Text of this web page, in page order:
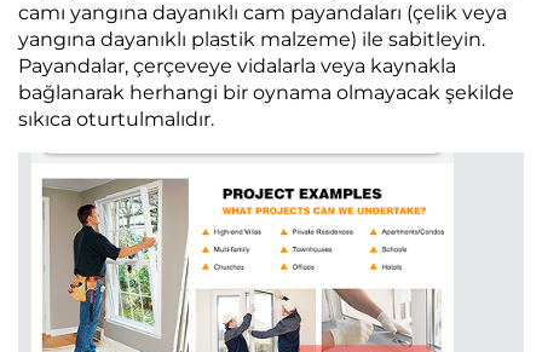
camı yangına dayanıklı cam payandaları (çelik veya
yangına dayanıklı plastik malzeme) ile sabitleyin.
Payandalar, çerçeveye vidalarla veya kaynakla
bağlanarak herhangi bir oynama olmayacak şekilde
sıkıca oturtulmalıdır.